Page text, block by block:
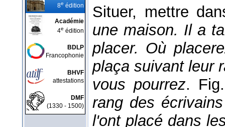
8e édition
Académie
4e édition
BDLP
Francophonie
BHVF
attestations
DMF
(1330 - 1500)
Situer, mettre
une maison. Il a
placer. Où
plaça suivant leur
vous pourrez.
rang des
l'ont placé dans